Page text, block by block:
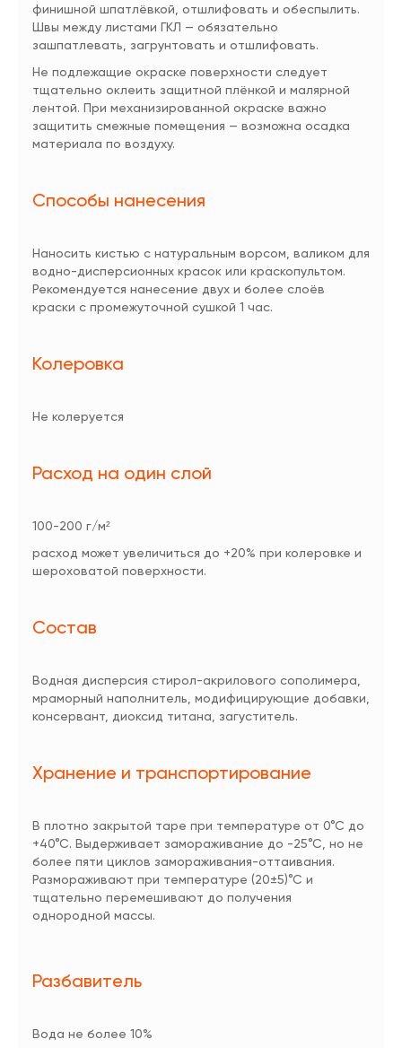
финишной шпатлёвкой, отшлифовать и обеспылить.
Швы между листами ГКЛ — обязательно
зашпатлевать, загрунтовать и отшлифовать.
Не подлежащие окраске поверхности следует
тщательно оклеить защитной плёнкой и малярной
лентой. При механизированной окраске важно
защитить смежные помещения — возможна осадка
материала по воздуху.
Способы нанесения
Наносить кистью с натуральным ворсом, валиком для
водно-дисперсионных красок или краскопультом.
Рекомендуется нанесение двух и более слоёв
краски с промежуточной сушкой 1 час.
Колеровка
Не колеруется
Расход на один слой
100-200 г/м²
расход может увеличиться до +20% при колеровке и
шероховатой поверхности.
Состав
Водная дисперсия стирол-акрилового сополимера,
мраморный наполнитель, модифицирующие добавки,
консервант, диоксид титана, загуститель.
Хранение и транспортирование
В плотно закрытой таре при температуре от 0°C до
+40°C. Выдерживает замораживание до -25°C, но не
более пяти циклов замораживания-оттаивания.
Размораживают при температуре (20±5)°C и
тщательно перемешивают до получения
однородной массы.
Разбавитель
Вода не более 10%